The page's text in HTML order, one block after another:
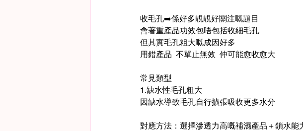
收毛孔➡️係好多靚靚好關注嘅題目
會著重產品功效包唔包括收細毛孔
但其實毛孔粗大嘅成因好多
用錯產品  不單止無效  仲可能愈收愈大
常見類型
1.缺水性毛孔粗大
因缺水導致毛孔自行擴張吸收更多水分
對應方法：選擇滲透力高嘅補濕產品＋鎖水